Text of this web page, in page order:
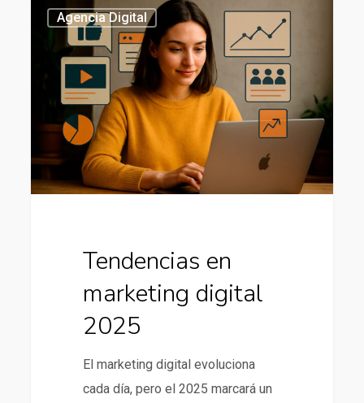
marketing
digital
Agencia Digital
Tendencias en
marketing digital
2025
El marketing digital evoluciona
cada día, pero el 2025 marcará un
435